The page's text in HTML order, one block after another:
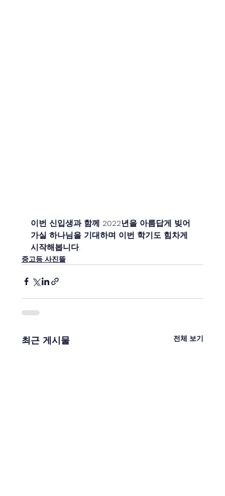
이번 신입생과 함께 2022년을 아름답게 빚어
가실 하나님을 기대하며 이번 학기도 힘차게
시작해봅니다.
중고등 사진뜰
최근 게시물 전체 보기